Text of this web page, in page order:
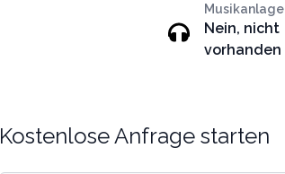
Musikanlage
Nein, nicht
vorhanden
Kostenlose Anfrage starten